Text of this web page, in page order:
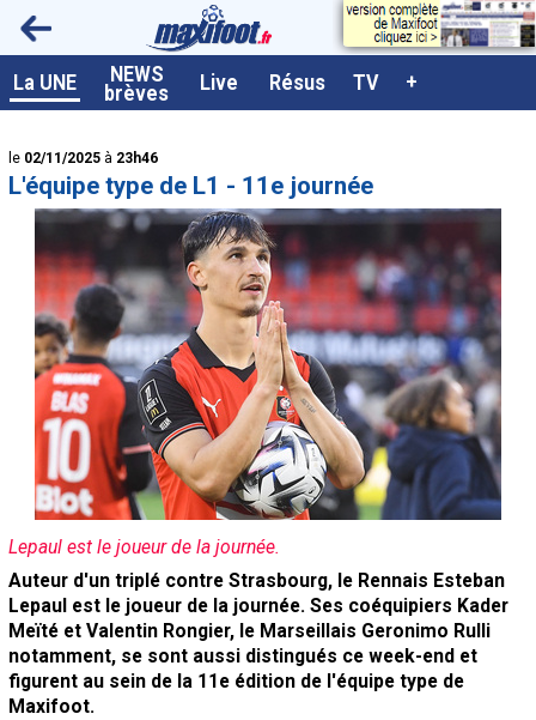
La UNE NEWS
brèves Live Résus TV +
<
le 02/11/2025 à 23h46
L'équipe type de L1 - 11e journée
Lepaul est le joueur de la journée.
Auteur d'un triplé contre Strasbourg, le Rennais Esteban
Lepaul est le joueur de la journée. Ses coéquipiers Kader
Meïté et Valentin Rongier, le Marseillais Geronimo Rulli
notamment, se sont aussi distingués ce week-end et
figurent au sein de la 11e édition de l'équipe type de
Maxifoot.
A la UNE
Live / Matchs en direct
Résultats et Classements
Class. buteurs européens
Programme TV foot
Vidéos
Sondages
Tableau transferts L1
Taille de la police
Paramètrages / Options
Contact / Signaler un bug
Recrutement Maxifoot
Mentions légales
site web Maxifoot.fr